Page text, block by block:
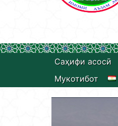
Саҳифи асосӣ
Мукотибот